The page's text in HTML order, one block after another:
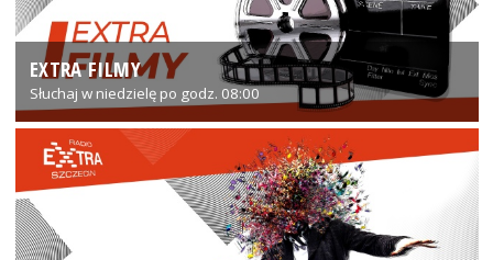
EXTRA FILMY
Słuchaj w niedzielę po godz. 08:00